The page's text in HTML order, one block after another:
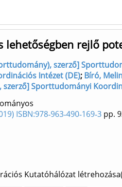
rejlő
szerző]
Intézet (DE); Bíró,
Sporttudományi
ISBN:978‐963‐490‐169‐3 pp.
Kutatóhálózat